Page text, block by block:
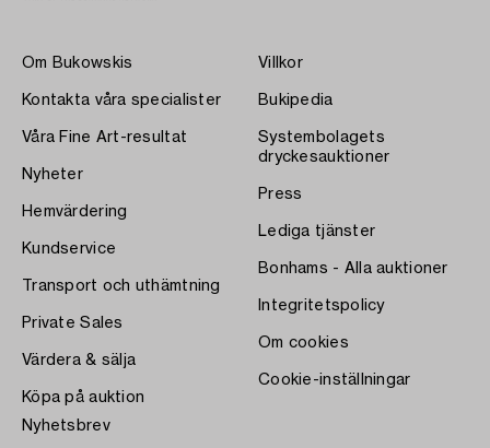
Om Bukowskis
Kontakta våra specialister
Våra Fine Art-resultat
Nyheter
Hemvärdering
Kundservice
Transport och uthämtning
Private Sales
Värdera & sälja
Köpa på auktion
Villkor
Bukipedia
Systembolagets
dryckesauktioner
Press
Lediga tjänster
Bonhams - Alla auktioner
Integritetspolicy
Om cookies
Cookie-inställningar
Nyhetsbrev